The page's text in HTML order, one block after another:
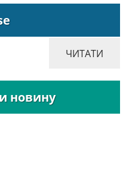
новину